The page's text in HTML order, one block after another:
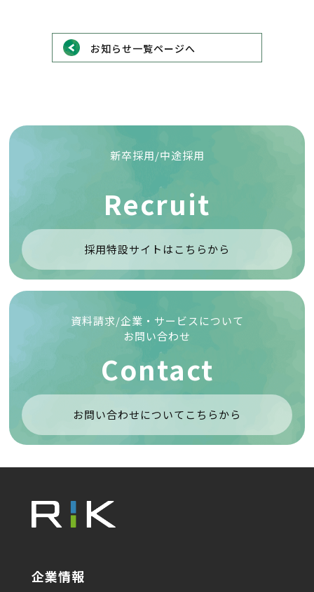
お知らせ一覧ページへ
新卒採用/中途採用
Recruit
採用特設サイトはこちらから
資料請求/企業・サービスについて
お問い合わせ
Contact
お問い合わせについてこちらから
企業情報